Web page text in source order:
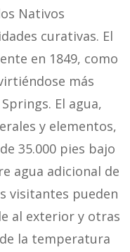
Nativos
curativas. El
en 1849, como
más
El agua,
y elementos,
35.000 pies bajo
agua adicional de
visitantes pueden
al exterior y otras
la temperatura